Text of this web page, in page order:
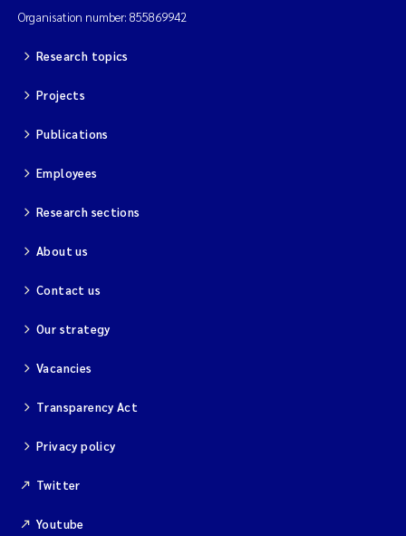
Organisation number: 855869942
Research topics
Projects
Publications
Employees
Research sections
About us
Contact us
Our strategy
Vacancies
Transparency Act
Privacy policy
Twitter
Youtube